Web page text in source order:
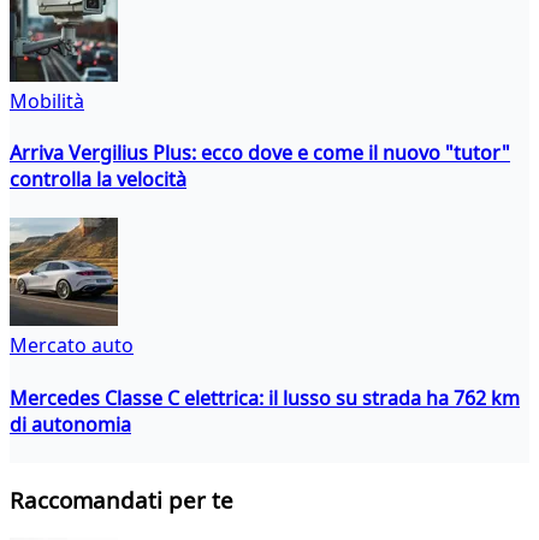
Mobilità
Arriva Vergilius Plus: ecco dove e come il nuovo "tutor"
controlla la velocità
Mercato auto
Mercedes Classe C elettrica: il lusso su strada ha 762 km
di autonomia
Raccomandati per te